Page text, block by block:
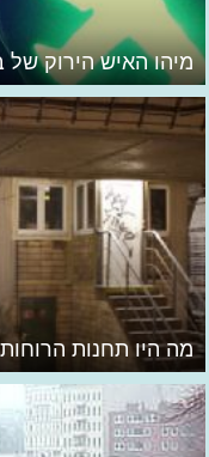
מיהו האיש הירוק של
מה היו תחנות